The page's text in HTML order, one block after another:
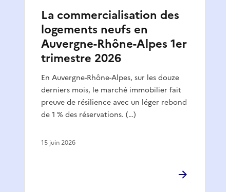
La commercialisation des
logements neufs en
Auvergne-Rhône-Alpes 1er
trimestre 2026
En Auvergne-Rhône-Alpes, sur les douze
derniers mois, le marché immobilier fait
preuve de résilience avec un léger rebond
de 1 % des réservations. (…)
15 juin 2026